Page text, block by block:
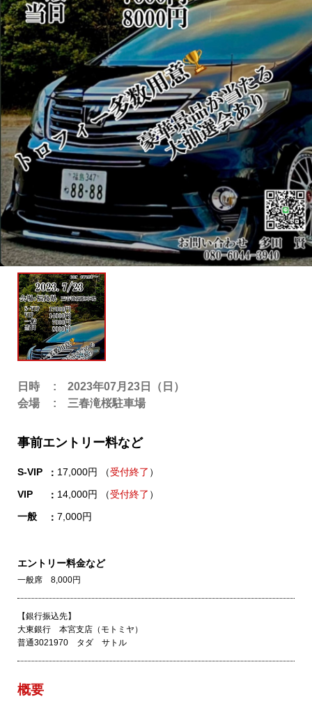
ログイン
日時
2023年07月23日（日）
会場
三春滝桜駐車場
事前エントリー料など
S-VIP 17,000円 （受付終了 ）
VIP
14,000円 （受付終了 ）
一般
7,000円
エントリー料金など
一般席 8,000円
【銀行振込先】
大東銀行 本宮支店（モトミヤ）
普通3021970 タダ サトル
概要